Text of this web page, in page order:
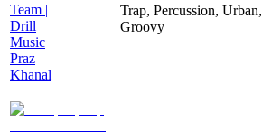
Team |
Drill
Music
Praz
Khanal
Trap, Percussion, Urban,
Groovy